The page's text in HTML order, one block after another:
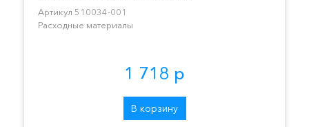
Артикул 510034-001
Расходные материалы
1 718 р
В корзину